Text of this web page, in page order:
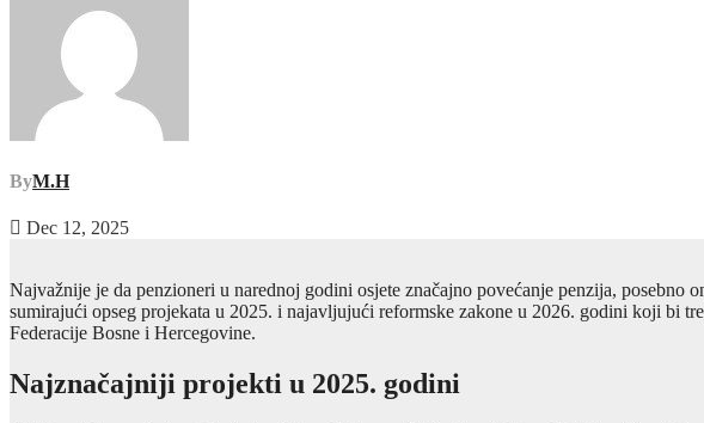
ByM.H
Dec 12, 2025
Najvažnije je da penzioneri u narednoj godini osjete značajno povećanje penzija,
sumirajući opseg projekata u 2025. i najavljujući reformske zakone u 2026. godini koji bi
Federacije Bosne i Hercegovine.
Najznačajniji projekti u 2025. godini